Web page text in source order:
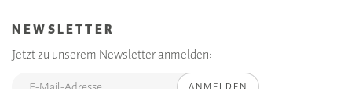
NEWSLETTER
Jetzt zu unserem Newsletter anmelden: